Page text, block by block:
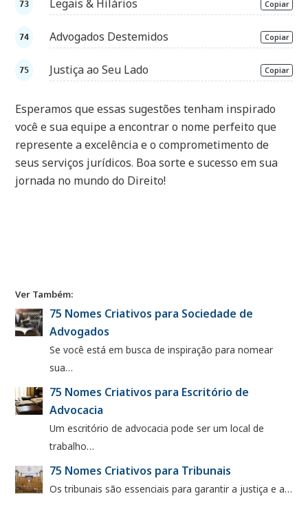
Legais & Hilários Copiar
Advogados Destemidos Copiar
Justiça ao Seu Lado Copiar
Esperamos que essas sugestões tenham inspirado
você e sua equipe a encontrar o nome perfeito que
represente a excelência e o comprometimento de
seus serviços jurídicos. Boa sorte e sucesso em sua
jornada no mundo do Direito!
Ver Também:
75 Nomes Criativos para Sociedade de
Advogados
Se você está em busca de inspiração para nomear
sua…
75 Nomes Criativos para Escritório de
Advocacia
Um escritório de advocacia pode ser um local de
trabalho…
75 Nomes Criativos para Tribunais
Os tribunais são essenciais para garantir a justiça e a…